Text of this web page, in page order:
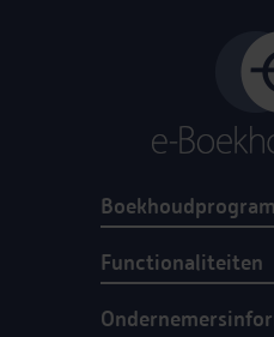
Functionaliteiten